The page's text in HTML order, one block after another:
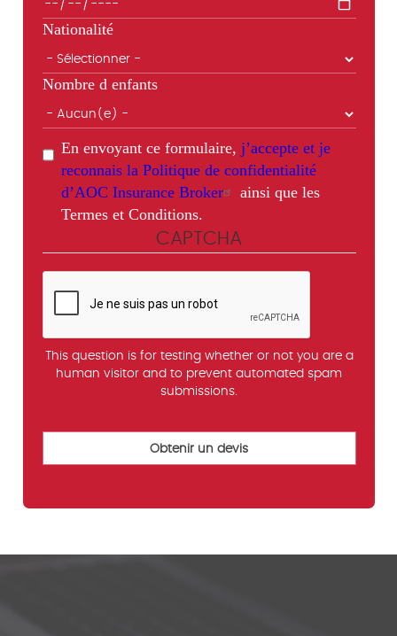
Nationalité
Nombre d enfants
En envoyant ce formulaire, j’accepte et je
reconnais la Politique de confidentialité
d’AOC Insurance Broker
ainsi que les
Termes et Conditions.
CAPTCHA
This question is for testing whether or not you are a
human visitor and to prevent automated spam
submissions.